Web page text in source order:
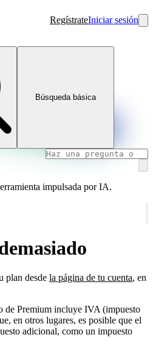
RegístrateIniciar sesión
Búsqueda básica
impulsada por IA.
plan desde la página de tu cuenta, en
de Premium incluye IVA (impuesto
en otros lugares, es posible que el
adicional, como un impuesto